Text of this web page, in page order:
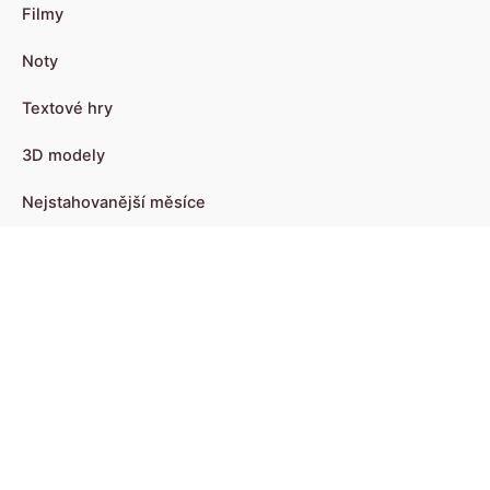
Filmy
Noty
Textové hry
3D modely
Nejstahovanější měsíce